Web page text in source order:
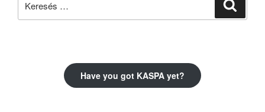
Have you got KASPA yet?